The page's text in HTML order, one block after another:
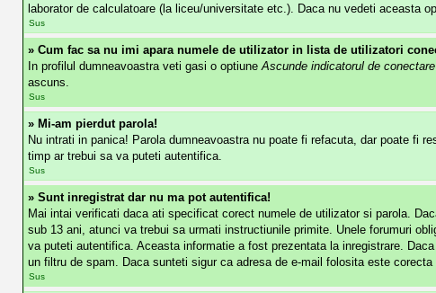
laborator de calculatoare (la liceu/universitate etc.). Daca nu vedeti aceasta
Sus
» Cum fac sa nu imi apara numele de utilizator in lista de utilizatori
In profilul dumneavoastra veti gasi o optiuneAscunde indicatorul de conectare
ascuns.
Sus
» Mi-am pierdut parola!
Nu intrati in panica! Parola dumneavoastra nu poate fi refacuta, dar poate fi
timp ar trebui sa va puteti autentifica.
Sus
» Sunt inregistrat dar nu ma pot autentifica!
Mai intai verificati daca ati specificat corect numele de utilizator si parola.
sub 13 ani, atunci va trebui sa urmati instructiunile primite. Unele forumuri
va puteti autentifica. Aceasta informatie a fost prezentata la inregistrare.
un filtru de spam. Daca sunteti sigur ca adresa de e-mail folosita este
Sus